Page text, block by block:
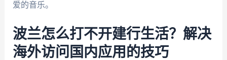
爱的音乐。
波兰怎么打不开建行生活？解决
海外访问国内应用的技巧